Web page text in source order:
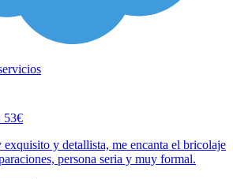
53€
y detallista, me encanta el bricolaje
persona seria y muy formal.